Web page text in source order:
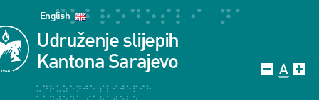
English
Udruženje slijepih
Kantona Sarajevo